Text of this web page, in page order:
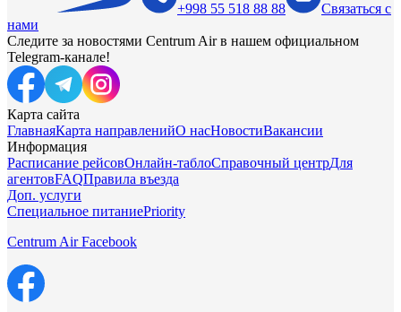
+998 55 518 88 88
Связаться с
нами
Следите за новостями Centrum Air в нашем официальном
Telegram-канале!
Карта сайта
ГлавнаяКарта направленийО насНовостиВакансии
Информация
Расписание рейсовОнлайн-таблоСправочный центрДля
агентовFAQПравила въезда
Доп. услуги
Специальное питаниеPriority
Centrum Air Facebook